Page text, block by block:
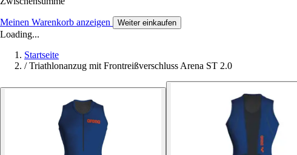
Meinen Warenkorb anzeigen Weiter einkaufen
Loading...
Startseite
/ Triathlonanzug mit Frontreißverschluss Arena ST 2.0